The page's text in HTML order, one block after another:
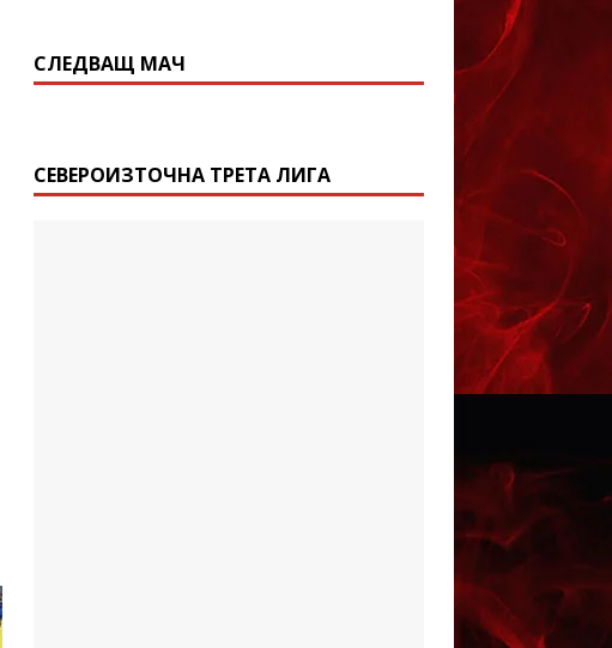
СЛЕДВАЩ МАЧ
СЕВЕРОИЗТОЧНА ТРЕТА ЛИГА